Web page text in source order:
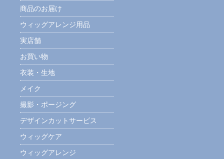
商品のお届け
ウィッグアレンジ用品
実店舗
お買い物
衣装・生地
メイク
撮影・ポージング
デザインカットサービス
ウィッグケア
ウィッグアレンジ